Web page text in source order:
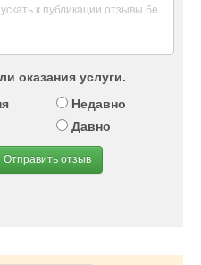
оказания услуги.
Недавно
Давно
Отправить отзыв